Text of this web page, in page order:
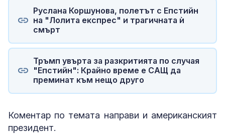
Руслана Коршунова, полетът с Епстийн
на "Лолита експрес" и трагичната ѝ
смърт
Тръмп увърта за разкритията по случая
"Епстийн": Крайно време е САЩ да
преминат към нещо друго
Коментар по темата направи и американският
президент.